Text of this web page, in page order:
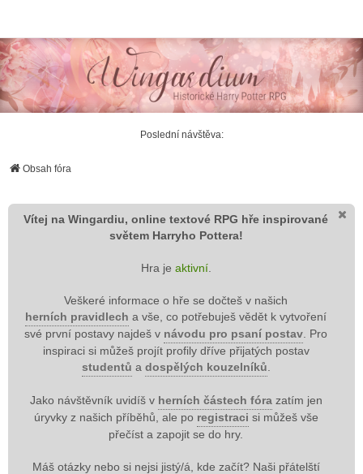
Wingardium RPG
Poslední návštěva:
Obsah fóra
Vítej na Wingardiu, online textové RPG hře inspirované
světem Harryho Pottera!
Hra je aktivní.
Veškeré informace o hře se dočteš v našich
herních pravidlech a vše, co potřebuješ vědět k vytvoření
své první postavy najdeš v návodu pro psaní postav. Pro
inspiraci si můžeš projít profily dříve přijatých postav
studentů a dospělých kouzelníků.
Jako návštěvník uvidíš v herních částech fórazatím jen
úryvky z našich příběhů, ale po registraci si můžeš vše
přečíst a zapojit se do hry.
Máš otázky nebo si nejsi jistý/á, kde začít? Naši přátelští